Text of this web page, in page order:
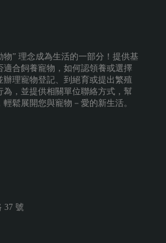
” 理念成為生活的一部分！提供基
合飼養寵物，如何認領養或選擇
理寵物登記、到絕育或提出繁殖
，並提供相關單位聯絡方式，幫
鬆展開您與寵物－愛的新生活。
37 號